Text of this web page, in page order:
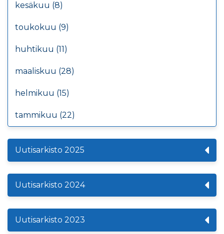
kesäkuu (8)
toukokuu (9)
huhtikuu (11)
maaliskuu (28)
helmikuu (15)
tammikuu (22)
Uutisarkisto 2025
Uutisarkisto 2024
Uutisarkisto 2023